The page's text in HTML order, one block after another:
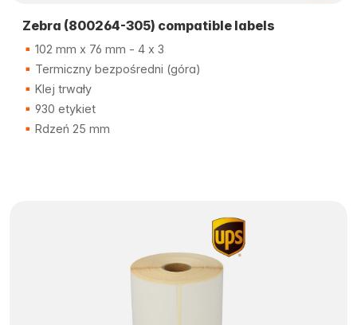
Zebra (800264-305) compatible labels
102 mm x 76 mm - 4 x 3
Termiczny bezpośredni (góra)
Klej trwały
930 etykiet
Rdzeń 25 mm